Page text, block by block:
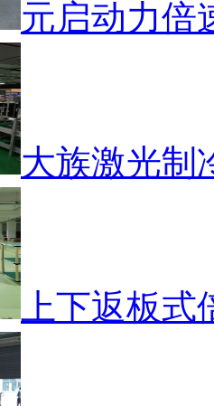
元启动力倍
大族激光制
上下返板